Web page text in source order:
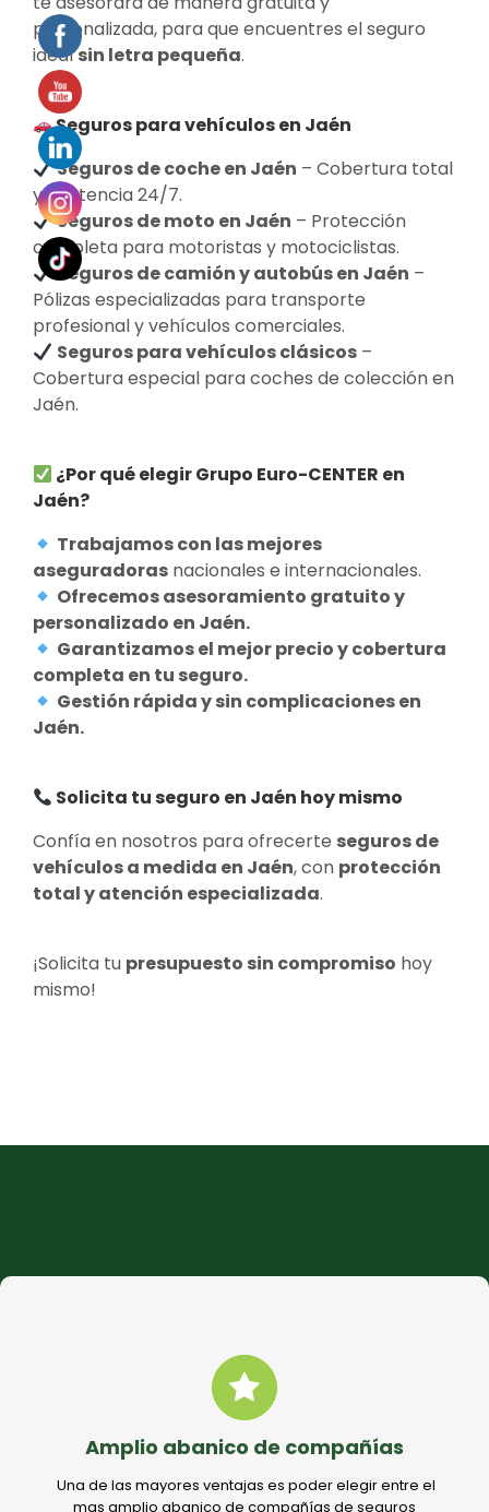
personalizada, para que encuentres el seguro
idealsin letra pequeña.
Seguros para vehículos en Jaén
Seguros de coche en Jaén – Cobertura total
y asistencia 24/7.
Seguros de moto en Jaén – Protección
completa para motoristas y motociclistas.
Seguros de camión y autobús en Jaén –
Pólizas especializadas para transporte
profesional y vehículos comerciales.
Seguros para vehículos clásicos –
Cobertura especial para coches de colección en
Jaén.
¿Por qué elegir Grupo Euro-CENTER en
Jaén?
Trabajamos con las mejores
aseguradoras nacionales e internacionales.
Ofrecemos asesoramiento gratuito y
personalizado en Jaén.
Garantizamos el mejor precio y cobertura
completa en tu seguro.
Gestión rápida y sin complicaciones en
Jaén.
Solicita tu seguro en Jaén hoy mismo
Confía en nosotros para ofrecerte seguros de
vehículos a medida en Jaén, con protección
total y atención especializada.
¡Solicita tu presupuesto sin compromiso hoy
mismo!
Amplio abanico de compañías
Una de las mayores ventajas es poder elegir entre el
mas amplio abanico de compañías de seguros